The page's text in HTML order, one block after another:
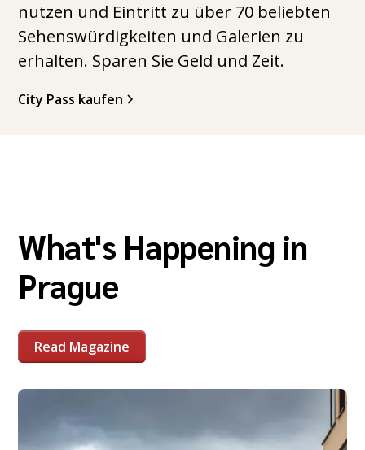
nutzen und Eintritt zu über 70 beliebten
Sehenswürdigkeiten und Galerien zu
erhalten. Sparen Sie Geld und Zeit.
City Pass kaufen
What's Happening in
Prague
Read Magazine